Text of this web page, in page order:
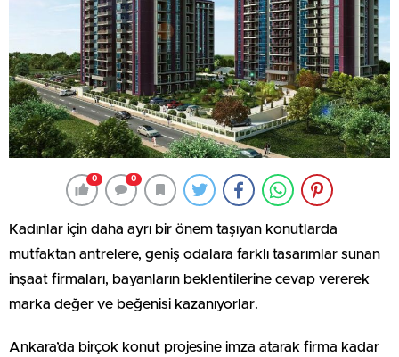
0 0
Kadınlar için daha ayrı bir önem taşıyan konutlarda
mutfaktan antrelere, geniş odalara farklı tasarımlar sunan
inşaat firmaları, bayanların beklentilerine cevap vererek
marka değer ve beğenisi kazanıyorlar.
Ankara’da birçok konut projesine imza atarak firma kadar